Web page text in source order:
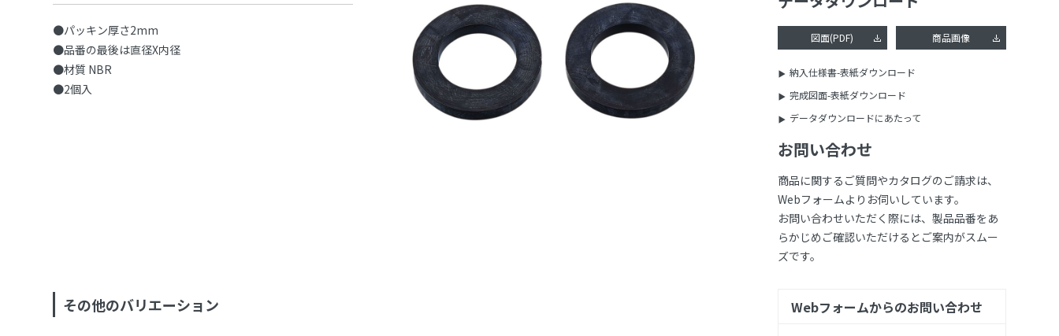
●パッキン厚さ2mm
●品番の最後は直径X内径
●材質 NBR
●2個入
その他のバリエーション
図面(PDF) 商品画像
納入仕様書-表紙ダウンロード
完成図面-表紙ダウンロード
データダウンロードにあたって
お問い合わせ
商品に関するご質問やカタログのご請求は、
Webフォームよりお伺いしています。
お問い合わせいただく際には、製品品番をあ
らかじめご確認いただけるとご案内がスムー
ズです。
Webフォームからのお問い合わせ